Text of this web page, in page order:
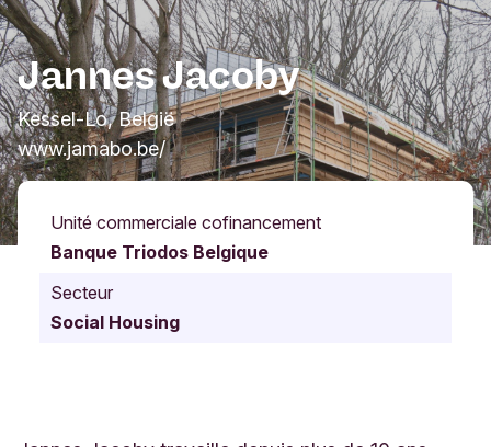
Jannes Jacoby
Kessel-Lo, België
www.jamabo.be/
Unité commerciale cofinancement
Banque Triodos Belgique
Secteur
Social Housing